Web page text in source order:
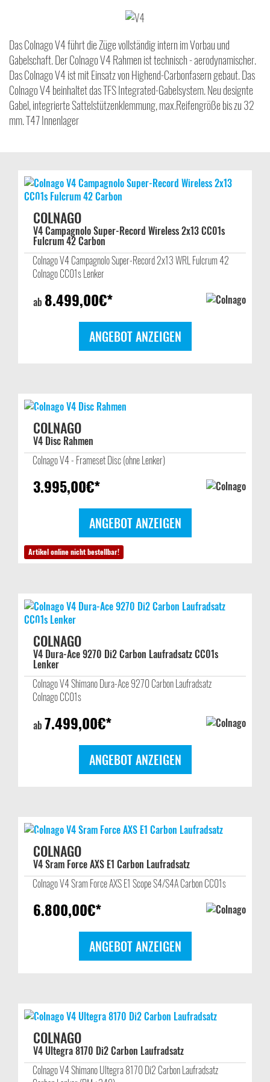
Das Colnago V4 führt die Züge vollständig intern im Vorbau und
Gabelschaft. Der Colnago V4 Rahmen ist technisch - aerodynamischer.
Das Colnago V4 ist mit Einsatz von Highend-Carbonfasern gebaut. Das
Colnago V4 beinhaltet das TFS Integrated-Gabelsystem. Neu designte
Gabel, integrierte Sattelstützenklemmung, max.Reifengröße bis zu 32
mm. T47 Innenlager
COLNAGO
V4 Campagnolo Super-Record Wireless 2x13 CC01s
Fulcrum 42 Carbon
Colnago V4 Campagnolo Super-Record 2x13 WRL Fulcrum 42
Colnago CC01s Lenker
ab 8.499,00€*
ANGEBOT ANZEIGEN
COLNAGO
V4 Disc Rahmen
Colnago V4 - Frameset Disc (ohne Lenker)
3.995,00€*
ANGEBOT ANZEIGEN
Artikel online nicht bestellbar!
COLNAGO
V4 Dura-Ace 9270 Di2 Carbon Laufradsatz CC01s
Lenker
Colnago V4 Shimano Dura-Ace 9270 Carbon Laufradsatz
Colnago CC01s
ab 7.499,00€*
ANGEBOT ANZEIGEN
COLNAGO
V4 Sram Force AXS E1 Carbon Laufradsatz
Colnago V4 Sram Force AXS E1 Scope S4/S4A Carbon CC01s
6.800,00€*
ANGEBOT ANZEIGEN
COLNAGO
V4 Ultegra 8170 Di2 Carbon Laufradsatz
Colnago V4 Shimano Ultegra 8170 Di2 Carbon Laufradsatz